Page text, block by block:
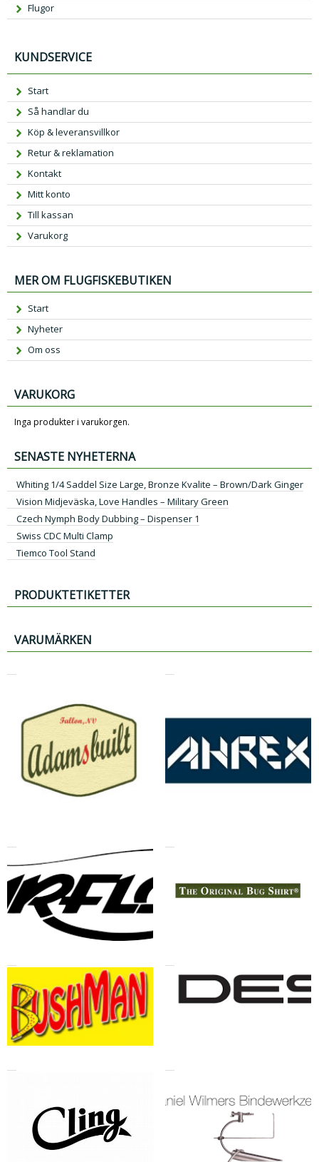
Flugor
KUNDSERVICE
Start
Så handlar du
Köp & leveransvillkor
Retur & reklamation
Kontakt
Mitt konto
Till kassan
Varukorg
MER OM FLUGFISKEBUTIKEN
Start
Nyheter
Om oss
VARUKORG
Inga produkter i varukorgen.
SENASTE NYHETERNA
Whiting 1/4 Saddel Size Large, Bronze Kvalite – Brown/Dark Ginger
Vision Midjeväska, Love Handles – Military Green
Czech Nymph Body Dubbing – Dispenser 1
Swiss CDC Multi Clamp
Tiemco Tool Stand
PRODUKTETIKETTER
VARUMÄRKEN